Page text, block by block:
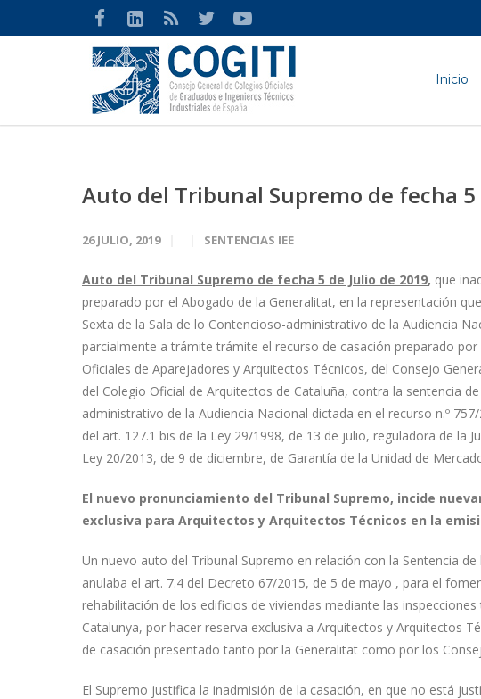
Inicio
Auto del Tribunal Supremo de fecha 5
26 JULIO, 2019 SENTENCIAS IEE
Auto del Tribunal Supremo de fecha 5 de Julio de 2019, que
preparado por el Abogado de la Generalitat, en la representación
Sexta de la Sala de lo Contencioso-administrativo de la Audiencia
parcialmente a trámite trámite el recurso de casación preparado
Oficiales de Aparejadores y Arquitectos Técnicos, del Consejo
del Colegio Oficial de Arquitectos de Cataluña, contra la sentencia
administrativo de la Audiencia Nacional dictada en el recurso n.º
del art. 127.1 bis de la Ley 29/1998, de 13 de julio, reguladora de la
Ley 20/2013, de 9 de diciembre, de Garantía de la Unidad de
El nuevo pronunciamiento del Tribunal Supremo, incide
exclusiva para Arquitectos y Arquitectos Técnicos en la
Un nuevo auto del Tribunal Supremo en relación con la Sentencia
anulaba el art. 7.4 del Decreto 67/2015, de 5 de mayo , para el
rehabilitación de los edificios de viviendas mediante las
Catalunya, por hacer reserva exclusiva a Arquitectos y Arquitectos
de casación presentado tanto por la Generalitat como por los
El Supremo justifica la inadmisión de la casación, en que no está